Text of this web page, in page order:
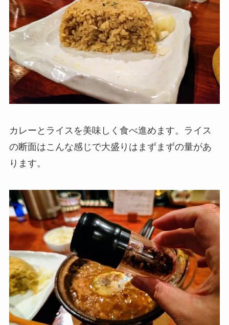
カレーとライスを美味しく食べ進めます。ライス
の断面はこんな感じで大盛りはまずまずの量があ
ります。